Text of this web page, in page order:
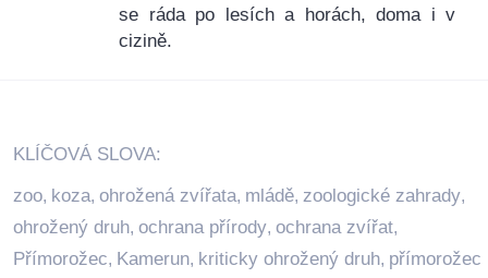
se ráda po lesích a horách, doma i v
cizině.
KLÍČOVÁ SLOVA:
zoo, koza, ohrožená zvířata, mládě, zoologické zahrady,
ohrožený druh, ochrana přírody, ochrana zvířat,
Přímorožec, Kamerun, kriticky ohrožený druh, přímorožec